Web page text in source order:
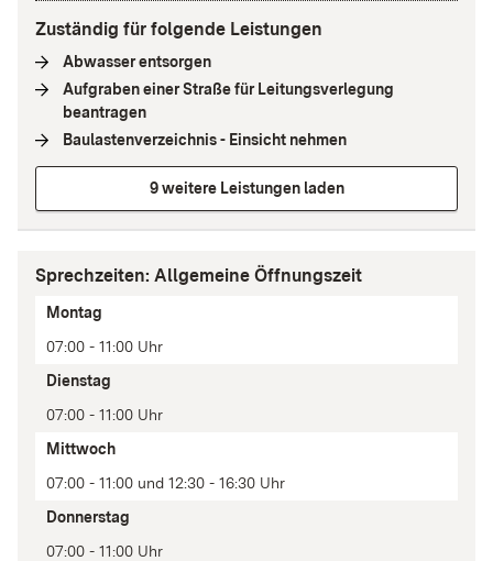
Zuständig für folgende Leistungen
Abwasser entsorgen
Aufgraben einer Straße für Leitungsverlegung
beantragen
Baulastenverzeichnis - Einsicht nehmen
9 weitere Leistungen laden
Sprechzeiten: Allgemeine Öffnungszeit
Tag
Zeit(en)
Anmerkung
Montag
07:00 - 11:00 Uhr
Dienstag
07:00 - 11:00 Uhr
Mittwoch
07:00 - 11:00 und 12:30 - 16:30 Uhr
Donnerstag
07:00 - 11:00 Uhr